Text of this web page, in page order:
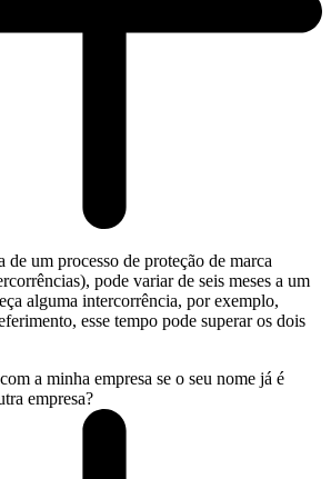
de um processo de proteção de marca
pode variar de seis meses a um
alguma intercorrência, por exemplo,
esse tempo pode superar os dois
a minha empresa se o seu nome já é
empresa?